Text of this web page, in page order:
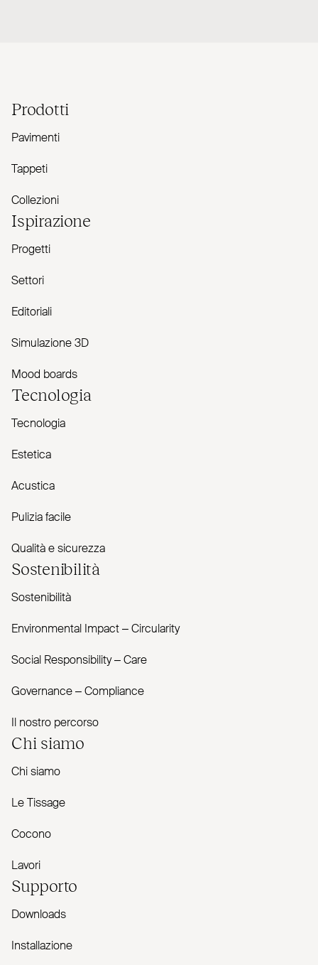
Prodotti
Pavimenti
Tappeti
Collezioni
Ispirazione
Progetti
Settori
Editoriali
Simulazione 3D
Mood boards
Tecnologia
Tecnologia
Estetica
Acustica
Pulizia facile
Qualità e sicurezza
Sostenibilità
Sostenibilità
Envi­ronmental Impact – Cir­cularity
Social Responsibility – Care
Governance – Com­pliance
Il nostro percorso
Chi siamo
Chi siamo
Le Tissage
Cocono
Lavori
Supporto
Downloads
Installazione